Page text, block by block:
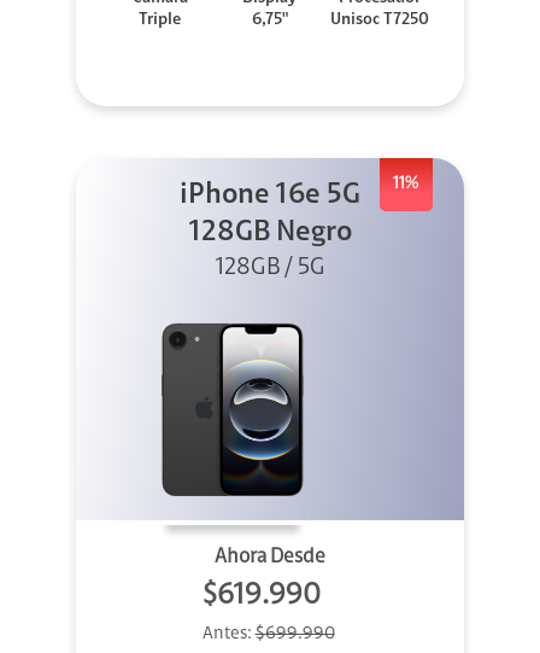
Triple
6,75"
Unisoc T7250
11%
iPhone 16e 5G
128GB Negro
128GB / 5G
Ahora Desde
$619.990
Antes:$699.990